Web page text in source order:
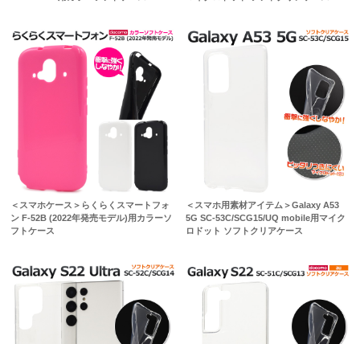
＜スマホケース＞らくらくスマートフォ
ン F-52B (2022年発売モデル)用カラーソ
フトケース
＜スマホ用素材アイテム＞Galaxy A53
5G SC-53C/SCG15/UQ mobile用マイク
ロドット ソフトクリアケース